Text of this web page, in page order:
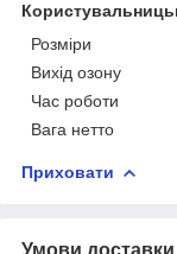
Розміри
Вихід озону
Час роботи
Вага нетто
Приховати